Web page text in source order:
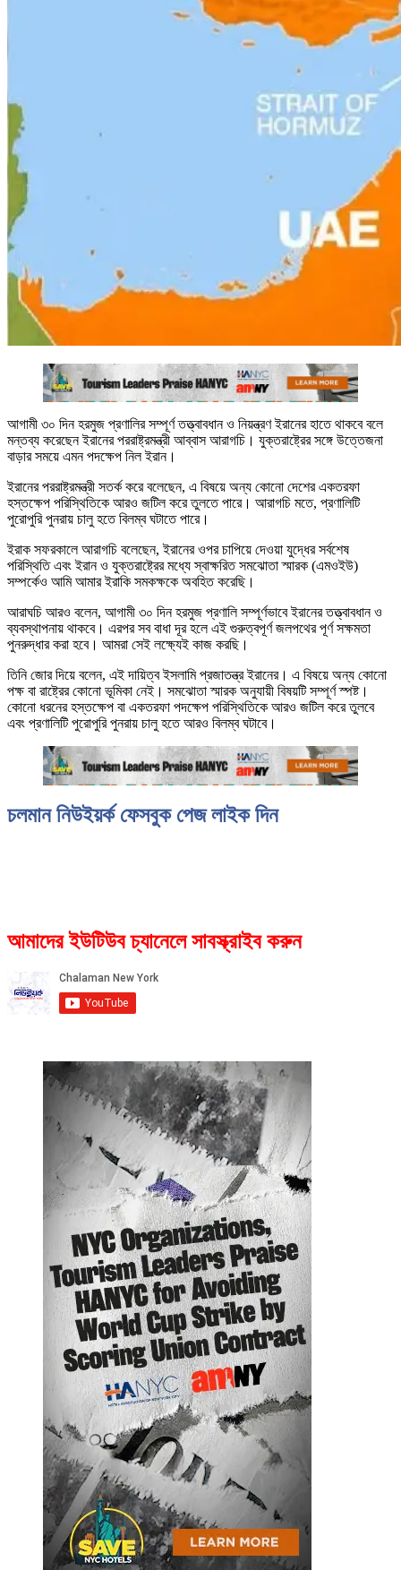
আগামী ৩০ দিন হরমুজ প্রণালির সম্পূর্ণ তত্ত্বাবধান ও নিয়ন্ত্রণ ইরানের হাতে থাকবে বলে
মন্তব্য করেছেন ইরানের পররাষ্ট্রমন্ত্রী আব্বাস আরাগচি। যুক্তরাষ্ট্রের সঙ্গে উত্তেজনা
বাড়ার সময়ে এমন পদক্ষেপ নিল ইরান।
ইরানের পররাষ্ট্রমন্ত্রী সতর্ক করে বলেছেন, এ বিষয়ে অন্য কোনো দেশের একতরফা
হস্তক্ষেপ পরিস্থিতিকে আরও জটিল করে তুলতে পারে। আরাগচি মতে, প্রণালিটি
পুরোপুরি পুনরায় চালু হতে বিলম্ব ঘটাতে পারে।
ইরাক সফরকালে আরাগচি বলেছেন, ইরানের ওপর চাপিয়ে দেওয়া যুদ্ধের সর্বশেষ
পরিস্থিতি এবং ইরান ও যুক্তরাষ্ট্রের মধ্যে স্বাক্ষরিত সমঝোতা স্মারক (এমওইউ)
সম্পর্কেও আমি আমার ইরাকি সমকক্ষকে অবহিত করেছি।
আরাঘচি আরও বলেন, আগামী ৩০ দিন হরমুজ প্রণালি সম্পূর্ণভাবে ইরানের তত্ত্বাবধান ও
ব্যবস্থাপনায় থাকবে। এরপর সব বাধা দূর হলে এই গুরুত্বপূর্ণ জলপথের পূর্ণ সক্ষমতা
পুনরুদ্ধার করা হবে। আমরা সেই লক্ষ্যেই কাজ করছি।
তিনি জোর দিয়ে বলেন, এই দায়িত্ব ইসলামি প্রজাতন্ত্র ইরানের। এ বিষয়ে অন্য কোনো
পক্ষ বা রাষ্ট্রের কোনো ভূমিকা নেই। সমঝোতা স্মারক অনুযায়ী বিষয়টি সম্পূর্ণ স্পষ্ট।
কোনো ধরনের হস্তক্ষেপ বা একতরফা পদক্ষেপ পরিস্থিতিকে আরও জটিল করে তুলবে
এবং প্রণালিটি পুরোপুরি পুনরায় চালু হতে আরও বিলম্ব ঘটাবে।
চলমান নিউইয়র্ক ফেসবুক পেজ লাইক দিন
আমাদের ইউটিউব চ্যানেলে সাবস্ক্রাইব করুন